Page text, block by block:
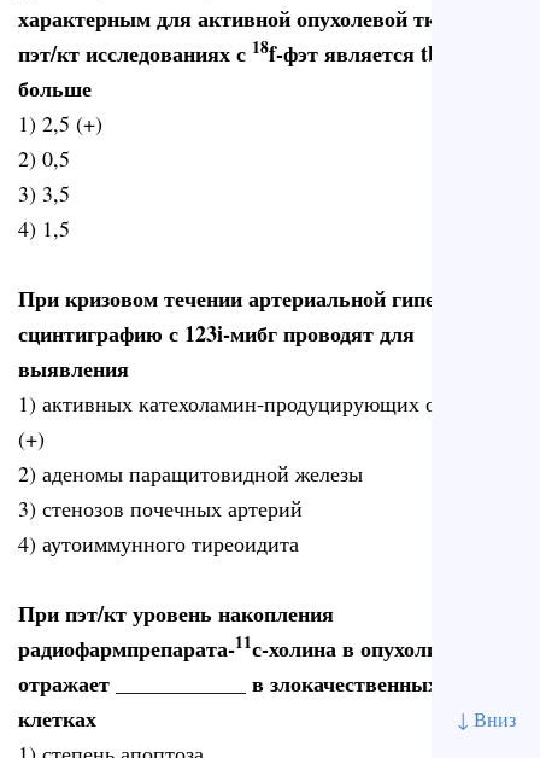
↓ Вниз
характерным для активной опухолевой ткани при
пэт/кт исследованиях с 18f-фэт является tbr
больше
1) 2,5 (+)
2) 0,5
3) 3,5
4) 1,5
При кризовом течении артериальной гипертонии
сцинтиграфию с 123i-мибг проводят для
выявления
1) активных катехоламин-продуцирующих опухолей
(+)
2) аденомы паращитовидной железы
3) стенозов почечных артерий
4) аутоиммунного тиреоидита
При пэт/кт уровень накопления
радиофармпрепарата-11с-холина в опухоли
отражает ____________ в злокачественных
клетках